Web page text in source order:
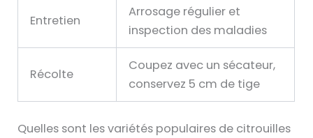
Entretien
Arrosage régulier et
inspection des maladies
Récolte
Coupez avec un sécateur,
conservez 5 cm de tige
Quelles sont les variétés populaires de citrouilles